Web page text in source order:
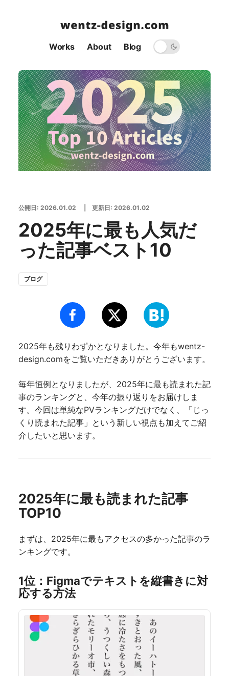
Works About Blog
公開日: 2026.01.02 | 更新日: 2026.01.02
2025年に最も人気だ
った記事ベスト10
ブログ
2025年も残りわずかとなりました。今年もwentz-
design.comをご覧いただきありがとうございます。
毎年恒例となりましたが、2025年に最も読まれた記
事のランキングと、今年の振り返りをお届けしま
す。今回は単純なPVランキングだけでなく、「じっ
くり読まれた記事」という新しい視点も加えてご紹
介したいと思います。
2025年に最も読まれた記事
TOP10
まずは、2025年に最もアクセスの多かった記事のラ
ンキングです。
1位：Figmaでテキストを縦書きに対
応する方法